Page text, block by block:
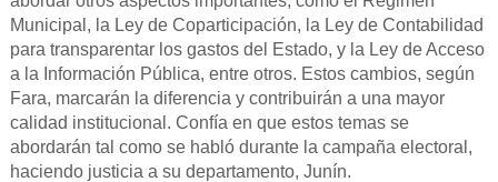
Municipal, la Ley de Coparticipación, la Ley de Contabilidad
para transparentar los gastos del Estado, y la Ley de Acceso
a la Información Pública, entre otros. Estos cambios, según
Fara, marcarán la diferencia y contribuirán a una mayor
calidad institucional. Confía en que estos temas se
abordarán tal como se habló durante la campaña electoral,
haciendo justicia a su departamento, Junín.